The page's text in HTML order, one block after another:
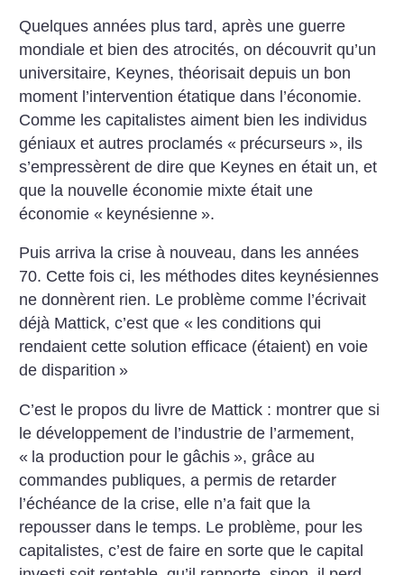
Quelques années plus tard, après une guerre
mondiale et bien des atrocités, on découvrit qu’un
universitaire, Keynes, théorisait depuis un bon
moment l’intervention étatique dans l’économie.
Comme les capitalistes aiment bien les individus
géniaux et autres proclamés « précurseurs », ils
s’empressèrent de dire que Keynes en était un, et
que la nouvelle économie mixte était une
économie « keynésienne ».
Puis arriva la crise à nouveau, dans les années
70. Cette fois ci, les méthodes dites keynésiennes
ne donnèrent rien. Le problème comme l’écrivait
déjà Mattick, c’est que « les conditions qui
rendaient cette solution efficace (étaient) en voie
de disparition »
C’est le propos du livre de Mattick : montrer que si
le développement de l’industrie de l’armement,
« la production pour le gâchis », grâce au
commandes publiques, a permis de retarder
l’échéance de la crise, elle n’a fait que la
repousser dans le temps. Le problème, pour les
capitalistes, c’est de faire en sorte que le capital